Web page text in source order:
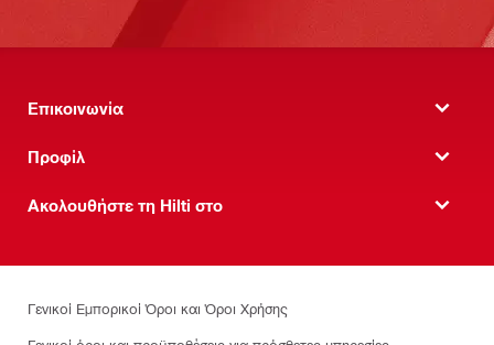
Επικοινωνία
Προφίλ
Ακολουθήστε τη Hilti στο
Γενικοί Εμπορικοί Όροι και Όροι Χρήσης